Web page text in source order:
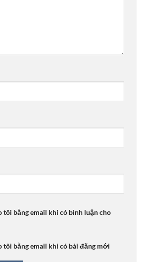
tôi bằng email khi có bình luận cho
tôi bằng email khi có bài đăng mới